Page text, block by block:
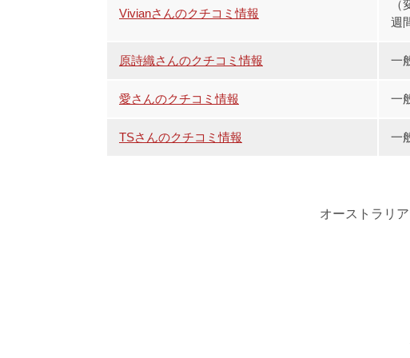
Vivianさんのクチコミ情報
週
原詩織さんのクチコミ情報 一
愛さんのクチコミ情報 一
TSさんのクチコミ情報 一
オーストラリ